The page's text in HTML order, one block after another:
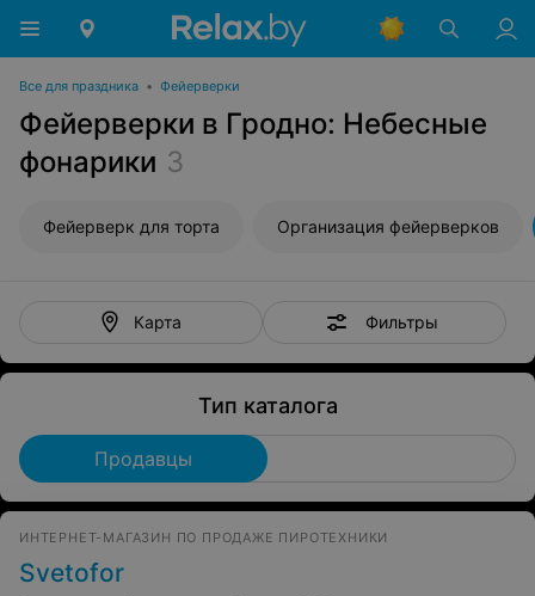
Все для праздника • Фейерверки
Фейерверки в Гродно: Небесные
фонарики 3
Фейерверк для торта Организация фейерверков
Карта Фильтры
Тип каталога
Продавцы
ИНТЕРНЕТ-МАГАЗИН ПО ПРОДАЖЕ ПИРОТЕХНИКИ
Svetofor